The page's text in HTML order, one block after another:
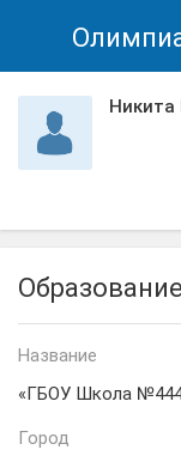
Никита
Образование
Название
«ГБОУ Школа
Город